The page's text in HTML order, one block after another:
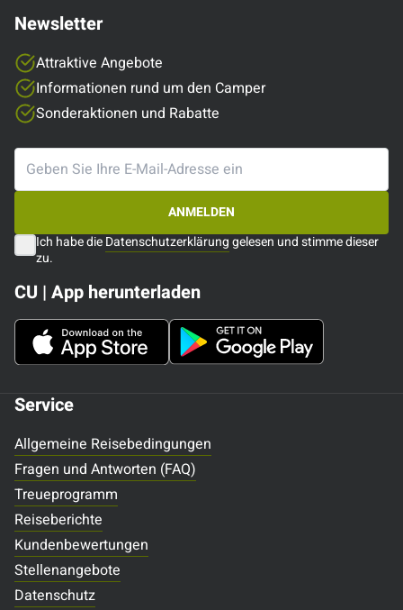
Service
Allgemeine Reisebedingungen
Fragen und Antworten (FAQ)
Treueprogramm
Reiseberichte
Kundenbewertungen
Stellenangebote
Datenschutz
Newsletter
Attraktive Angebote
Informationen rund um den Camper
Sonderaktionen und Rabatte
ANMELDEN
Ich habe dieDatenschutzerklärunggelesen und stimme dieser
zu.
CU | App herunterladen